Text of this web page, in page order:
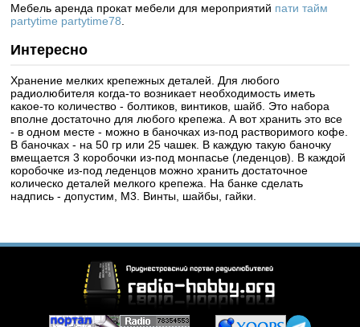
Мебель аренда прокат мебели для мероприятий пати тайм
partytime partytime78
Интересно
Хранение мелких крепежных деталей. Для любого
радиолюбителя когда-то возникает необходимость иметь
какое-то количество - болтиков, винтиков, шайб. Это набора
вполне достаточно для любого крепежа. А вот хранить это все
- в одном месте - можно в баночках из-под растворимого кофе.
В баночках - на 50 гр или 25 чашек. В каждую такую баночку
вмещается 3 коробочки из-под монпасье (леденцов). В каждой
коробочке из-под леденцов можно хранить достаточное
колическо деталей мелкого крепежа. На банке сделать
надпись - допустим, М3. Винты, шайбы, гайки.